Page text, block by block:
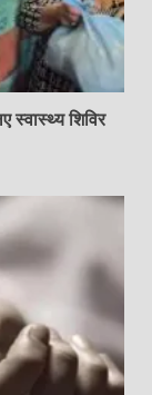
स्वास्थ्य शिविर